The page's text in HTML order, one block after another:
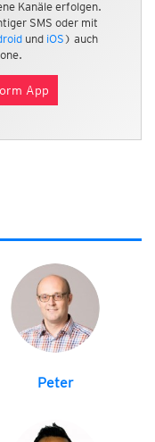
Kanäle erfolgen.
SMS oder mit
und iOS ) auch
App
Peter